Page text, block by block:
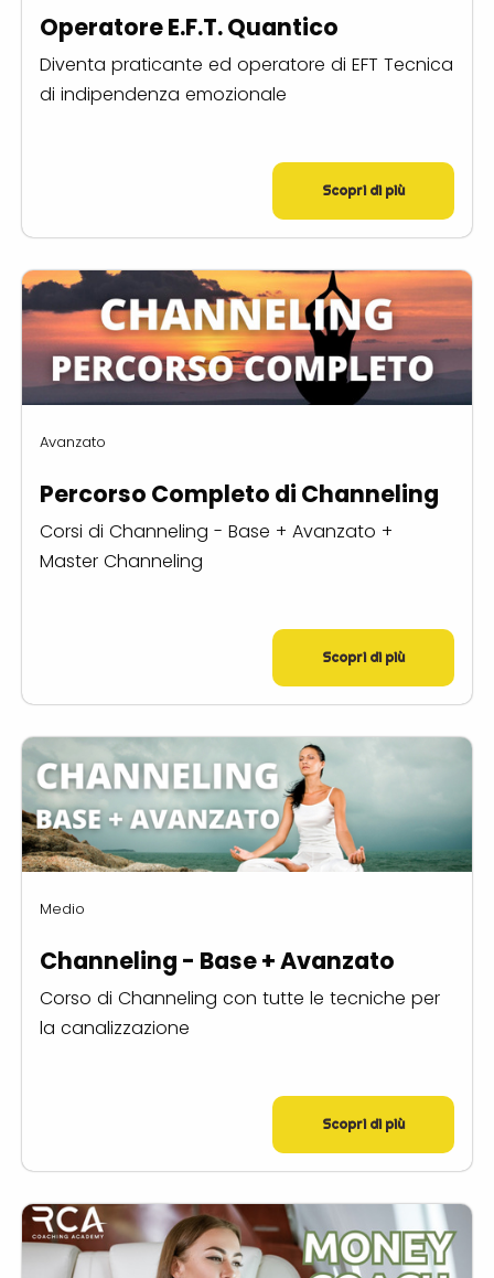
Operatore E.F.T. Quantico
Diventa praticante ed operatore di EFT Tecnica
di indipendenza emozionale
Scopri di più
Avanzato
Percorso Completo di Channeling
Corsi di Channeling - Base + Avanzato +
Master Channeling
Scopri di più
Medio
Channeling - Base + Avanzato
Corso di Channeling con tutte le tecniche per
la canalizzazione
Scopri di più